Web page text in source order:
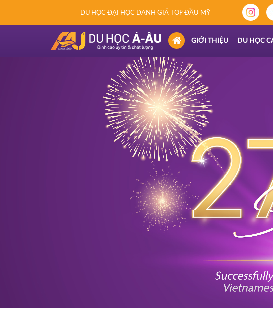
DU HỌC ĐẠI HỌC DANH GIÁ TOP ĐẦU MỸ
(CURRENT)
GIỚI THIỆU DU HỌC